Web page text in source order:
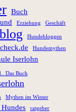
Buch
Erziehung Geschäft
Hundebloggen
Hundemythen
Iserlohn
Das Buch
Mythen im Winter
ratgeber